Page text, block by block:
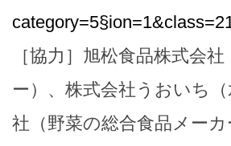
［協力］旭松食品株式会
ー）、株式会社うおいち
社（野菜の総合食品メー